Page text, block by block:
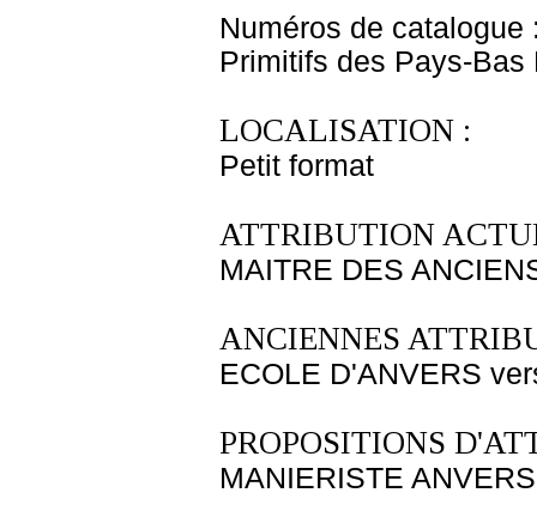
Numéros de catalogue
Primitifs des Pays-Bas
LOCALISATION :
Petit format
ATTRIBUTION
MAITRE DES
ANCIENNES
ECOLE D'ANVERS
PROPOSITIONS
MANIERISTE